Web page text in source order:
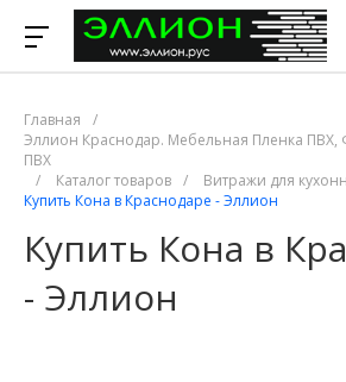
Главная
/
Эллион Краснодар. Мебельная Пленка
ПВХ
/
Каталог товаров / Витражи для
Купить Кона в Краснодаре - Эллион
Купить Кона в
- Эллион